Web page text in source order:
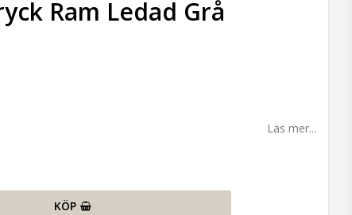
Ram Ledad Grå
Läs mer...
KÖP